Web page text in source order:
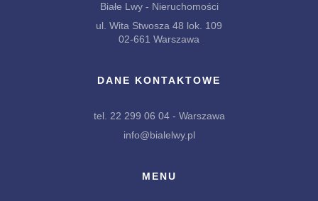
Białe Lwy - Nieruchomości
ul. Wita Stwosza 48 lok. 109
02-661 Warszawa
DANE KONTAKTOWE
tel. 22 299 06 04 - Warszawa
info@bialelwy.pl
MENU